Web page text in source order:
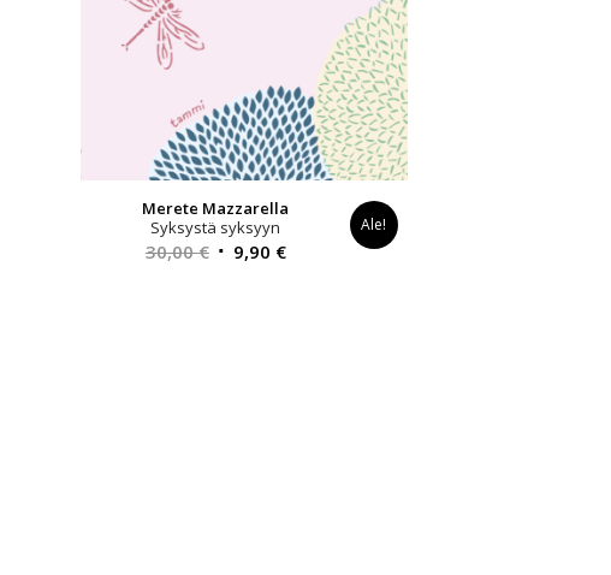
Merete Mazzarella
Syksystä syksyyn
30,00€ Alkuperäinen
9,90 €Nykyinen
Ale!